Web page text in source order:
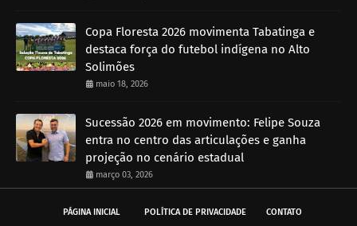
Copa Floresta 2026 movimenta Tabatinga e
destaca força do futebol indígena no Alto
Solimões
maio 18, 2026
Sucessão 2026 em movimento: Felipe Souza
entra no centro das articulações e ganha
projeção no cenário estadual
março 03, 2026
PÁGINA INICIAL POLÍTICA DE PRIVACIDADE CONTATO